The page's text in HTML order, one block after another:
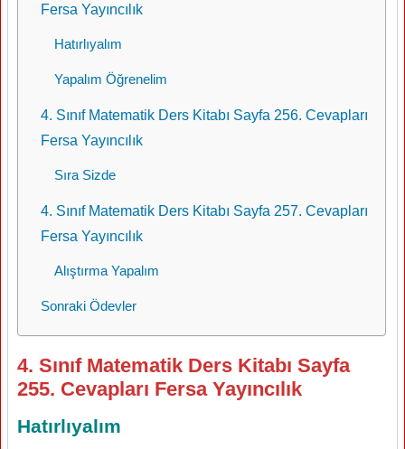
Fersa Yayıncılık
Hatırlıyalım
Yapalım Öğrenelim
4. Sınıf Matematik Ders Kitabı Sayfa 256. Cevapları
Fersa Yayıncılık
Sıra Sizde
4. Sınıf Matematik Ders Kitabı Sayfa 257. Cevapları
Fersa Yayıncılık
Alıştırma Yapalım
Sonraki Ödevler
4. Sınıf Matematik Ders Kitabı Sayfa
255. Cevapları Fersa Yayıncılık
Hatırlıyalım